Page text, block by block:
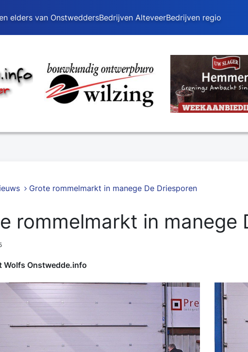
elders van OnstweddersBedrijven AlteveerBedrijven regio
Grote rommelmarkt in manege De Driesporen
rommelmarkt in manege
Wolfs Onstwedde.info